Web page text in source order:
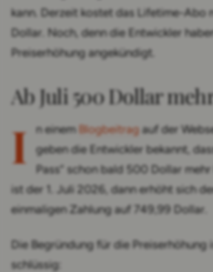
kann. Derzeit kostet das Lifetime-Abo
Dollar. Noch, denn die Entwickler
Preiserhöhung angekündigt.
Ab Juli 500 Dollar
I n einem Blogbeitrag auf der
geben die Entwickler bekannt,
Pass“ schon bald 500 Dollar
ist der 1. Juli 2026, dann erhöht sich
einmaligen Zahlung auf 749,99 Dollar.
Die Begründung für die
schlüssig: